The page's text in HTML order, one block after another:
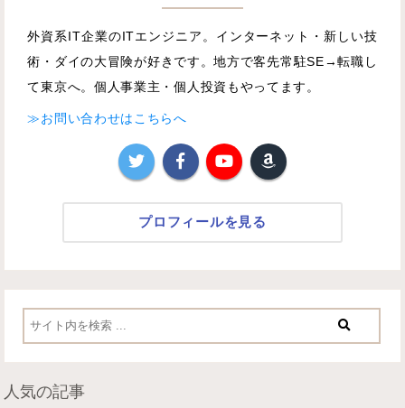
外資系IT企業のITエンジニア。インターネット・新しい技
術・ダイの大冒険が好きです。地方で客先常駐SE→転職し
て東京へ。個人事業主・個人投資もやってます。
≫お問い合わせはこちらへ
プロフィールを見る
人気の記事